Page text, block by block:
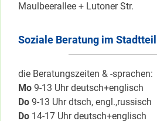
Maulbeerallee + Lutoner Str.
Soziale Beratung im Stadtteil
die Beratungszeiten & -sprachen:
Mo 9-13 Uhr deutsch+englisch
Do 9-13 Uhr dtsch, engl.,russisch
Do 14-17 Uhr deutsch+englisch